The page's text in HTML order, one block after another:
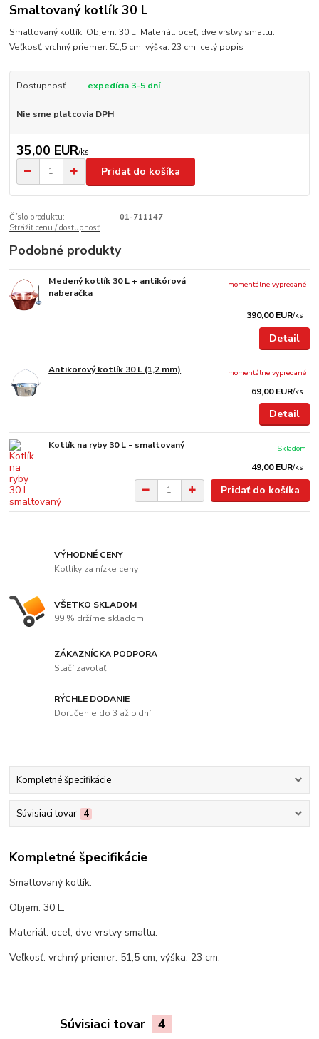
Smaltovaný kotlík 30 L
Smaltovaný kotlík. Objem: 30 L. Materiál: oceľ, dve vrstvy smaltu.
Veľkosť: vrchný priemer: 51,5 cm, výška: 23 cm. celý popis
Dostupnosť expedícia 3-5 dní
Nie sme platcovia DPH
35,00 EUR/ks
Pridať do košíka
Číslo produktu:
01-711147
Strážiť cenu / dostupnosť
Podobné produkty
Medený kotlík 30 L + antikórová
naberačka
390,00 EUR/ks
momentálne vypredané
Detail
Antikorový kotlík 30 L (1,2 mm)
69,00 EUR/ks
momentálne vypredané
Detail
Kotlík na ryby 30 L - smaltovaný
49,00 EUR/ks
Skladom
Pridať do košíka
VÝHODNÉ CENY
Kotlíky za nízke ceny
VŠETKO SKLADOM
99 % držíme skladom
ZÁKAZNÍCKA PODPORA
Stačí zavolať
RÝCHLE DODANIE
Doručenie do 3 až 5 dní
Kompletné špecifikácie
Súvisiaci tovar 4
Kompletné špecifikácie
Smaltovaný kotlík.
Objem: 30 L.
Materiál: oceľ, dve vrstvy smaltu.
Veľkosť: vrchný priemer: 51,5 cm, výška: 23 cm.
Súvisiaci tovar 4